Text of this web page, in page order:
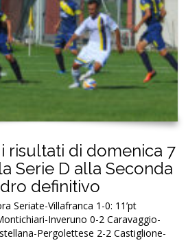
risultati di domenica 7
Serie D alla Seconda
definitivo
Seriate-Villafranca 1-0: 11’pt
Inveruno 0-2 Caravaggio-
Pergolettese 2-2 Castiglione-